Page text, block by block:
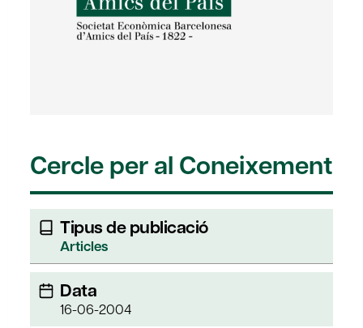
Cercle per al Coneixement
Tipus de publicació
Articles
Data
16-06-2004